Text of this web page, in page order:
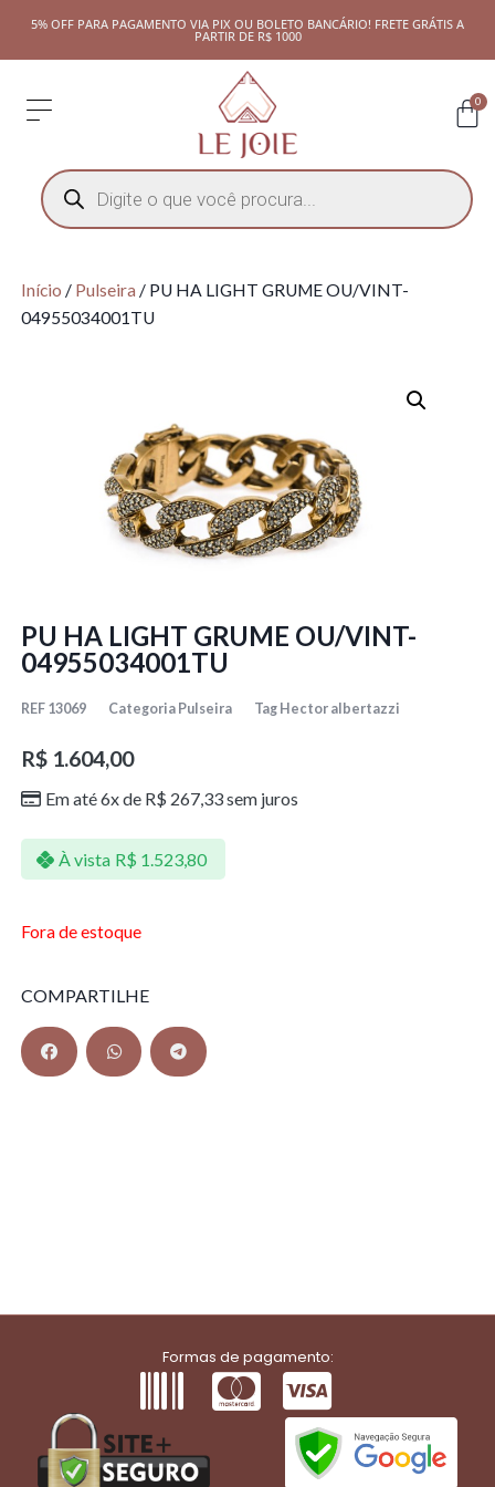
5% OFF PARA PAGAMENTO VIA PIX OU BOLETO BANCÁRIO! FRETE GRÁTIS A
PARTIR DE R$ 1000
0
Início / Pulseira / PU HA LIGHT GRUME OU/VINT-
04955034001TU
PU HA LIGHT GRUME OU/VINT-
04955034001TU
REF 13069 Categoria Pulseira Tag Hector albertazzi
R$1.604,00
Em até 6x de R$ 267,33sem juros
À vista R$ 1.523,80
Fora de estoque
COMPARTILHE
Formas de pagamento: